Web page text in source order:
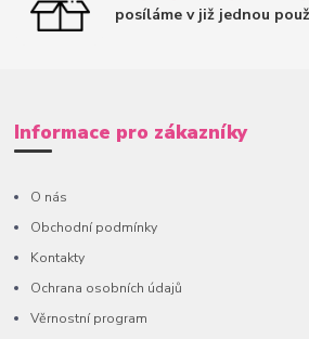
posíláme v již jednou
Informace pro zákazníky
O nás
Obchodní podmínky
Kontakty
Ochrana osobních údajů
Věrnostní program